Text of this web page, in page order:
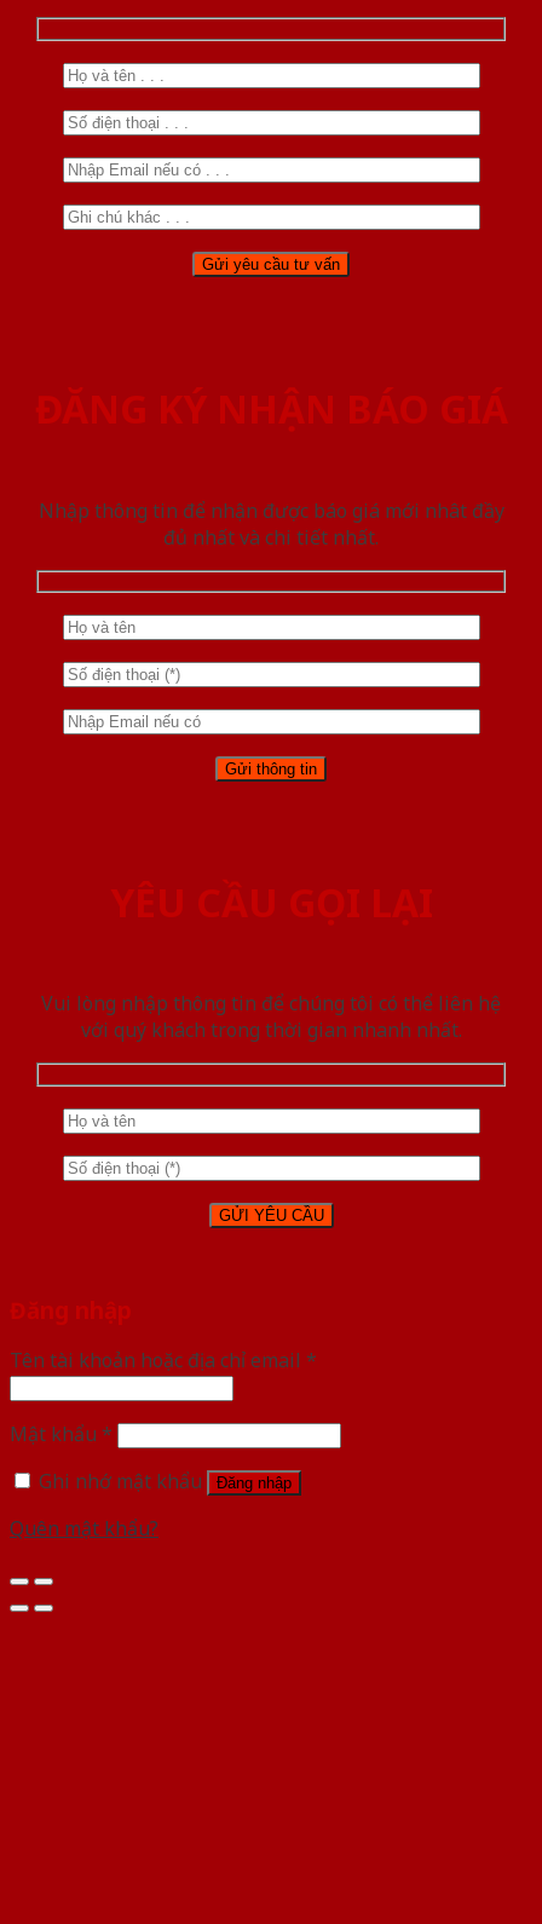
ĐĂNG KÝ NHẬN BÁO GIÁ
Nhập thông tin để nhận được báo giá mới nhât đầy
đủ nhất và chi tiết nhất.
YÊU CẦU GỌI LẠI
Vui lòng nhập thông tin để chúng tôi có thể liên hệ
với quý khách trong thời gian nhanh nhất.
Đăng nhập
Tên tài khoản hoặc địa chỉ email *
Mật khẩu *
Ghi nhớ mật khẩu
Đăng nhập
Quên mật khẩu?